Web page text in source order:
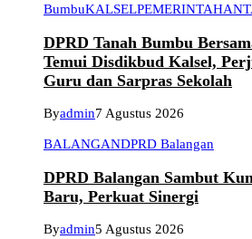
BumbuKALSELPEMERINTAHAN
DPRD Tanah Bumbu
Temui Disdikbud Kalsel,
Guru dan Sarpras Sekolah
Byadmin7 Agustus 2026
BALANGANDPRD Balangan
DPRD Balangan Sambut
Baru, Perkuat Sinergi
Byadmin5 Agustus 2026